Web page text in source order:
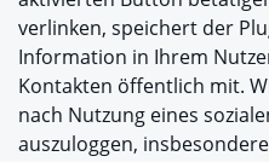
verlinken, speichert der
Information in Ihrem
Kontakten öffentlich mit.
nach Nutzung eines
auszuloggen,